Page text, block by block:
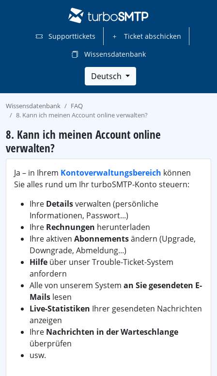
Supporttickets
Ticket abschicken
Wissensdatenbank
Deutsch
Wissensdatenbank
FAQ
8. Kann ich meinen Account online verwalten?
8. Kann ich meinen Account online
verwalten?
Ja – in Ihrem Kontoverwaltungsbereich können
Sie alles rund um Ihr turboSMTP-Konto steuern:
Ihre Detailsverwalten (persönliche
Informationen, Passwort...)
Ihre Rechnungen herunterladen
Ihre aktiven Abonnementsändern (Upgrade,
Downgrade, Abmeldung...)
Hilfe über unser Trouble-Ticket-System
anfordern
Alle von unserem System an Sie gesendeten E-
Mails lesen
Live-Statistiken Ihrer gesendeten Nachrichten
anzeigen
Ihre Nachrichten in der Warteschlange
überprüfen
usw.